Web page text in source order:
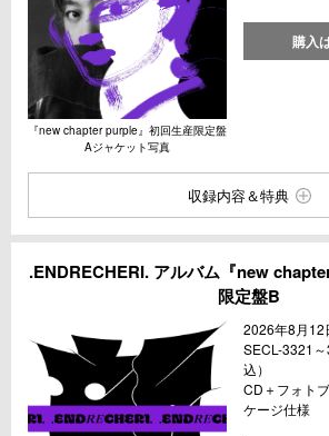
『new chapter purple』初回生産限定盤
Aジャケット写真
購入
収録内容＆特典
.ENDRECHERI. アルバム『new
限定盤B
2026年8月12
SECL-3321
込）
CD＋フォト
ケージ仕様